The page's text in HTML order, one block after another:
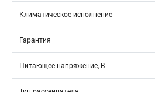
Климатическое исполнение
Гарантия
Питающее напряжение, В